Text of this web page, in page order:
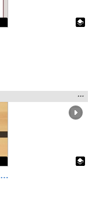
S4. TRANSFORMACIONES GEOMÉTRICAS EN EL PLANO
la
…